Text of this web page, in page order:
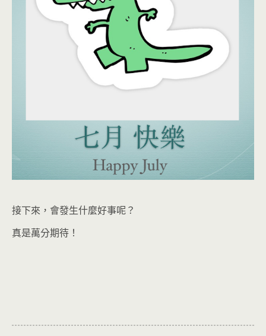
接下來，會發生什麼好事呢？
真是萬分期待！